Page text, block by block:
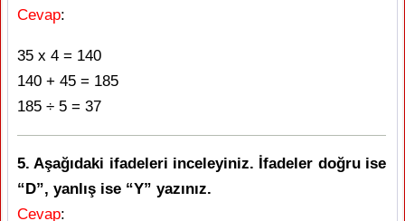
Cevap:
35 x 4 = 140
140 + 45 = 185
185 ÷ 5 = 37
5. Aşağıdaki ifadeleri inceleyiniz. İfadeler doğru ise
“D”, yanlış ise “Y” yazınız.
Cevap: